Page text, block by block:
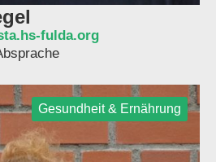
fulda.org
Gesundheit & Ernährung